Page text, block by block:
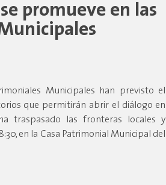
promueve en las
Municipales han previsto el
que permitirán abrir el diálogo en
traspasado las fronteras locales y
en la Casa Patrimonial Municipal del